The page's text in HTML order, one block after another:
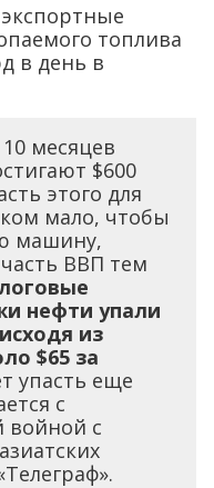
топлива
в день в
месяцев
$600
этого для
мало, чтобы
машину,
ВВП тем
нефти упали
из
$65 за
упасть еще
с
войной с